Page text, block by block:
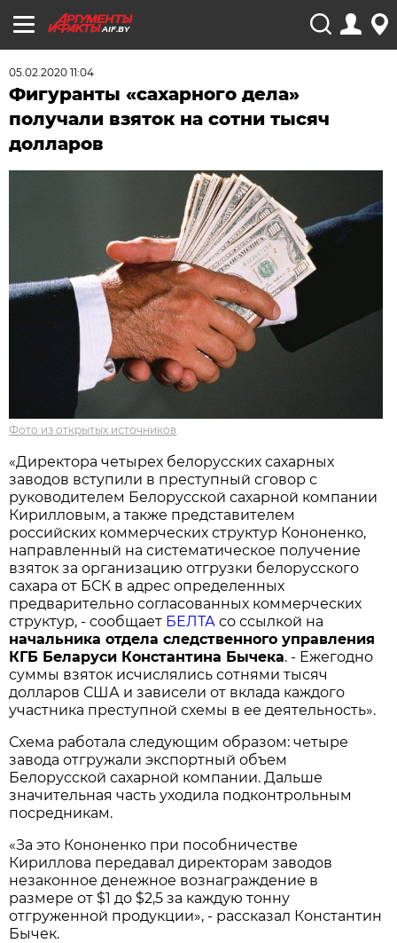
AIF.BY
05.02.2020 11:04
Фигуранты «сахарного дела»
получали взяток на сотни тысяч
долларов
Фото из открытых источников
«Директора четырех белорусских сахарных
заводов вступили в преступный сговор с
руководителем Белорусской сахарной компании
Кирилловым, а также представителем
российских коммерческих структур Кононенко,
направленный на систематическое получение
взяток за организацию отгрузки белорусского
сахара от БСК в адрес определенных
предварительно согласованных коммерческих
структур, - сообщает БЕЛТА со ссылкой на
начальника отдела следственного управления
КГБ Беларуси Константина Бычека. - Ежегодно
суммы взяток исчислялись сотнями тысяч
долларов США и зависели от вклада каждого
участника преступной схемы в ее деятельность».
Схема работала следующим образом: четыре
завода отгружали экспортный объем
Белорусской сахарной компании. Дальше
значительная часть уходила подконтрольным
посредникам.
«За это Кононенко при пособничестве
Кириллова передавал директорам заводов
незаконное денежное вознаграждение в
размере от $1 до $2,5 за каждую тонну
отгруженной продукции», - рассказал Константин
Бычек.